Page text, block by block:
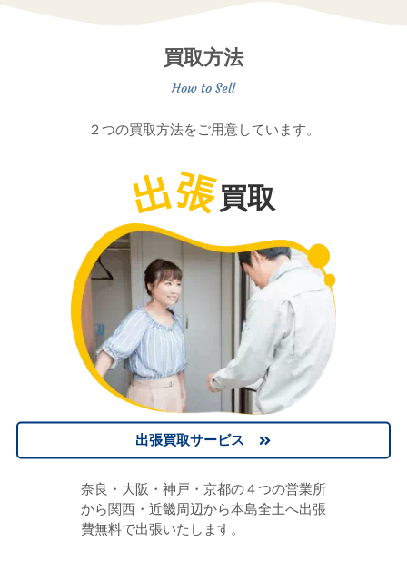
買取方法
２つの買取方法をご用意しています。
出張買取
出張買取サービス
奈良・大阪・神戸・京都の４つの営業所
から関西・近畿周辺から本島全土へ出張
費無料で出張いたします。